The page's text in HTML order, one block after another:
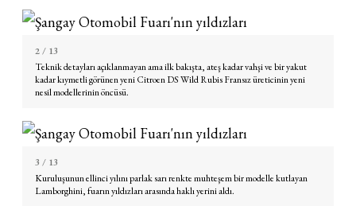
2/ 13
Teknik detayları açıklanmayan ama ilk bakışta, ateş kadar vahşi ve bir yakut
kadar kıymetli görünen yeni Citroen DS Wild Rubis Fransız üreticinin yeni
nesil modellerinin öncüsü.
3 / 13
Kuruluşununellinci yılınıparlak sarı renkte muhteşem bir modelle kutlayan
Lamborghini, fuarın yıldızları arasında haklı yerini aldı.